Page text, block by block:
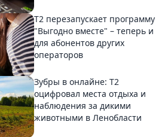
Т2 перезапускает программу
"Выгодно вместе" – теперь и
для абонентов других
операторов
Зубры в онлайне: Т2
оцифровал места отдыха и
наблюдения за дикими
животными в Ленобласти